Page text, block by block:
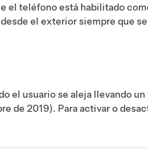
el teléfono está habilitado
el exterior siempre que
el usuario se aleja llevando
de 2019). Para activar o